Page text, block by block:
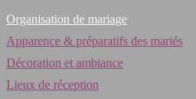
Organisation de mariage
Apparence & préparatifs des mariés
Décoration et ambiance
Lieux de réception